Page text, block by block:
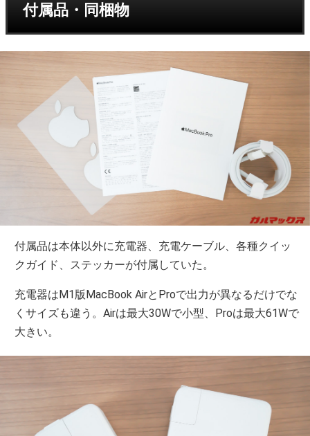
付属品・同梱物
付属品は本体以外に充電器、充電ケーブル、各種クイッ
クガイド、ステッカーが付属していた。
充電器はM1版MacBook AirとProで出力が異なるだけでな
くサイズも違う。Airは最大30Wで小型、Proは最大61Wで
大きい。